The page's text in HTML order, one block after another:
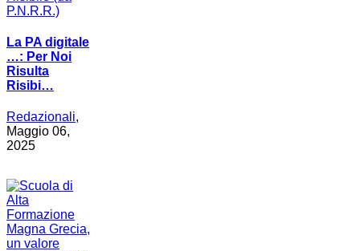
La PA digitale
…: Per Noi
Risulta
Risibi…
Redazionali,
Maggio 06,
2025